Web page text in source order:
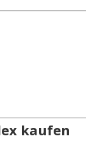
kaufen